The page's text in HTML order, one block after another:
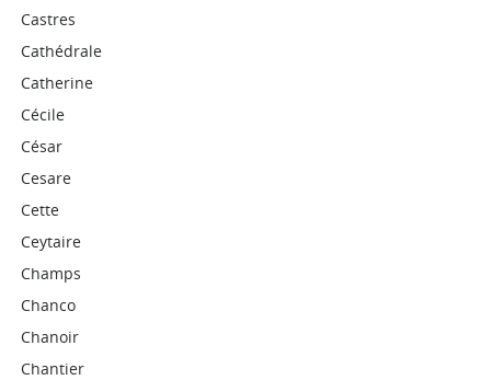
Castres
Cathédrale
Catherine
Cécile
César
Cesare
Cette
Ceytaire
Champs
Chanco
Chanoir
Chantier